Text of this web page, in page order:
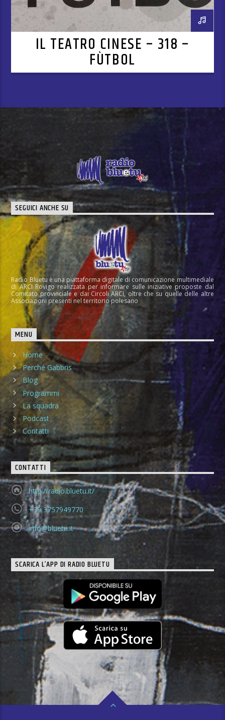
IL TEATRO CINESE – 318 –
FÙTBOL
SEGUICI ANCHE SU
Radio Bluetu è una piattaforma digitale di comunicazione multimediale
di ARCI Rovigo realizzata per informare sulle iniziative proposte dal
Comitato provinciale e dai Circoli ARCI, oltre che su quelle delle altre
Associazioni presenti nel territorio polesano
MENU
Home
Perché Gabbris
Blog
Programmi
La squadra
Podcast
Contatti
CONTATTI
http://radio.bluetu.it/
+39 3757949770
info@bluetu.it
SCARICA L’APP DI RADIO BLUETU